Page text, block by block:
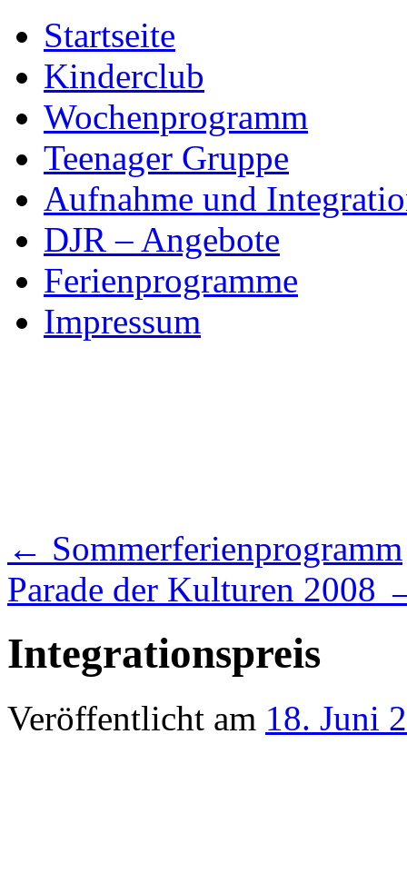
to
contentStartseite
Kinderclub
Wochenprogramm
Teenager Gruppe
Aufnahme und
DJR – Angebote
Ferienprogramme
Impressum
← Sommerferienprogramm
Parade der Kulturen 2008
Integrationspreis
Veröffentlicht am 18. Juni